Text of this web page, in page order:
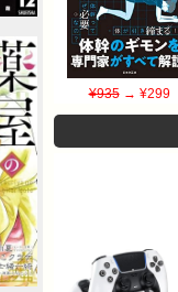
¥935→ ¥299